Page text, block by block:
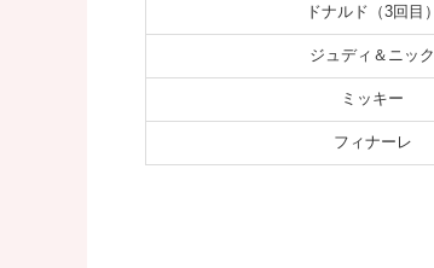
ドナルド（3回目）
ジュディ＆ニック
ミッキー
フィナーレ